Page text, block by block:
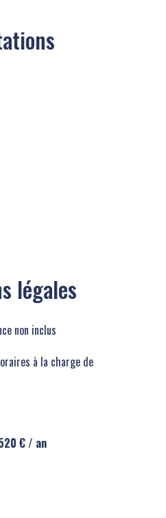
légales
non inclus
à la charge de
€ / an